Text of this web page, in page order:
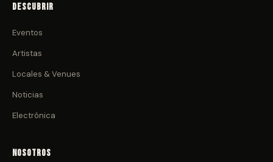
Descubrir
Eventos
Artistas
Locales & Venues
Noticias
Electrónica
Nosotros